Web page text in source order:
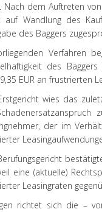
Nach dem Auftreten
auf Wandlung des
des Baggers
Verfahren
des
EUR an frustrierten
wies das
der im
eine (aktuelle)
Leasingraten
richtet sich die –